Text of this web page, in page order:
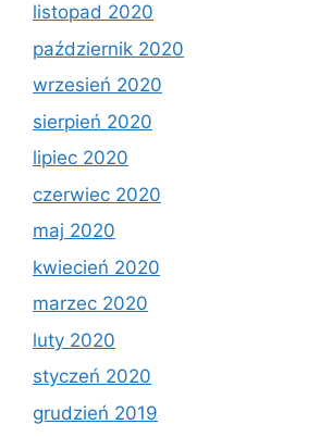
listopad 2020
październik 2020
wrzesień 2020
sierpień 2020
lipiec 2020
czerwiec 2020
maj 2020
kwiecień 2020
marzec 2020
luty 2020
styczeń 2020
grudzień 2019